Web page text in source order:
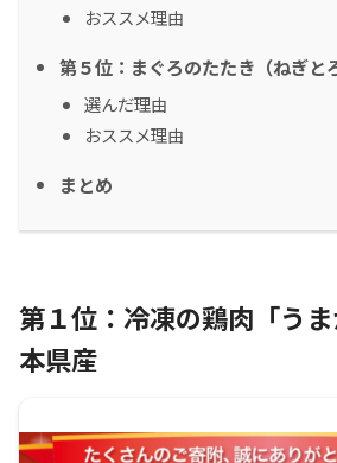
おススメ理由
第５位：まぐろのたたき（ねぎ
選んだ理由
おススメ理由
まとめ
第１位：冷凍の鶏肉「う
本県産